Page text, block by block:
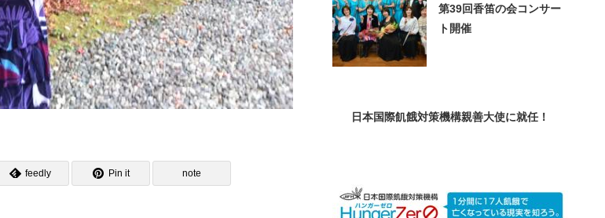
feedly Pin it note
第39回香笛の会コンサー
ト開催
日本国際飢餓対策機構親善大使に就任！